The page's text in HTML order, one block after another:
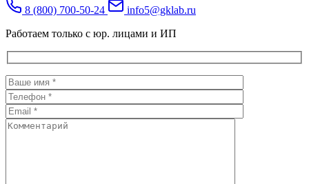
8 (800) 700-50-24
info5@gklab.ru
Работаем только с юр. лицами и ИП